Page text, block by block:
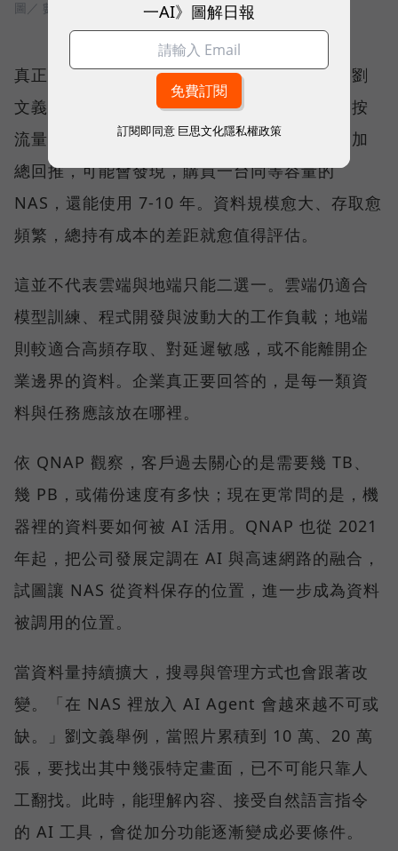
圖／ 數位時代
真正讓更多企業回頭計算的，則是長期成本。劉
文義指出，資料上傳雲端可能免費，下載卻會按
流量收費；當企業把一年、兩年、三年的費用加
總回推，可能會發現，購買一台同等容量的
NAS，還能使用 7-10 年。資料規模愈大、存取愈
頻繁，總持有成本的差距就愈值得評估。
這並不代表雲端與地端只能二選一。雲端仍適合
模型訓練、程式開發與波動大的工作負載；地端
則較適合高頻存取、對延遲敏感，或不能離開企
業邊界的資料。企業真正要回答的，是每一類資
料與任務應該放在哪裡。
依 QNAP 觀察，客戶過去關心的是需要幾 TB、
幾 PB，或備份速度有多快；現在更常問的是，機
器裡的資料要如何被 AI 活用。QNAP 也從 2021
年起，把公司發展定調在 AI 與高速網路的融合，
試圖讓 NAS 從資料保存的位置，進一步成為資料
被調用的位置。
當資料量持續擴大，搜尋與管理方式也會跟著改
變。「在 NAS 裡放入 AI Agent 會越來越不可或
缺。」劉文義舉例，當照片累積到 10 萬、20 萬
張，要找出其中幾張特定畫面，已不可能只靠人
工翻找。此時，能理解內容、接受自然語言指令
的 AI 工具，會從加分功能逐漸變成必要條件。
一AI》圖解日報
訂閱即同意 巨思文化隱私權政策